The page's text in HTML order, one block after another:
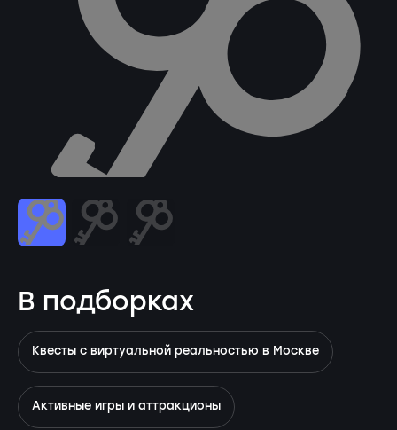
В подборках
Квесты с виртуальной реальностью в Москве
Активные игры и аттракционы